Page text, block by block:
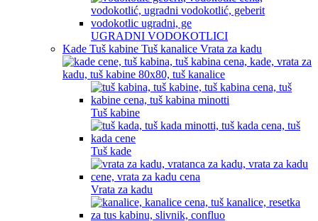
UGRADNI VODOKOTLICI
Kade Tuš kabine Tuš kanalice Vrata za kadu
Tuš kabine
Tuš kade
Vrata za kadu